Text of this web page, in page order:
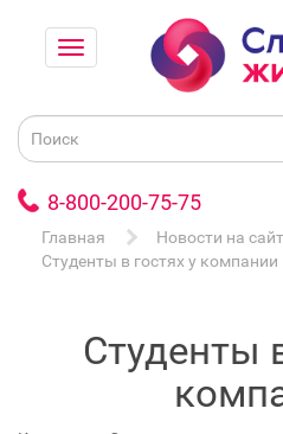
8-800-200-75-75
Главная
Новости на сайт
Студенты в гостях у компании
Студенты